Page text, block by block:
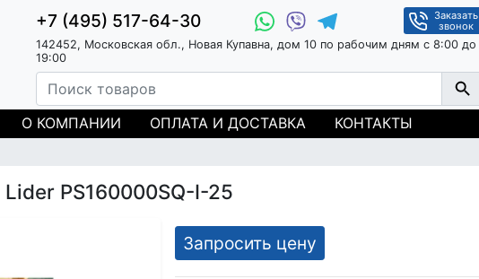
+7 (495) 517-64-30
Заказать
звонок
142452, Московская обл., Новая Купавна, дом 10 по рабочим дням с 8:00 до
19:00
О КОМПАНИИ ОПЛАТА И ДОСТАВКА КОНТАКТЫ
PS160000SQ-I-25
Запросить цену